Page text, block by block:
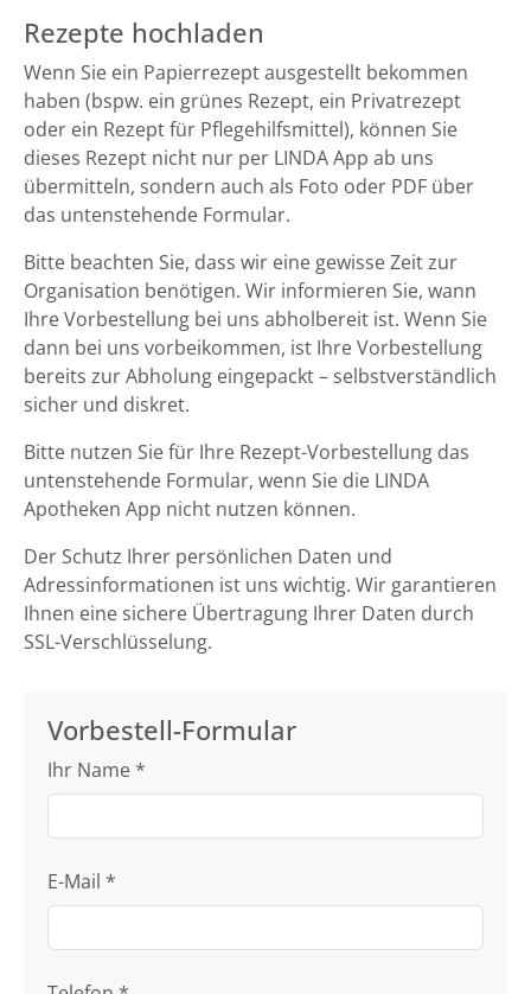
Rezepte hochladen
Wenn Sie ein Papierrezept ausgestellt bekommen
haben (bspw. ein grünes Rezept, ein Privatrezept
oder ein Rezept für Pflegehilfsmittel), können Sie
dieses Rezept nicht nur per LINDA App ab uns
übermitteln, sondern auch als Foto oder PDF über
das untenstehende Formular.
Bitte beachten Sie, dass wir eine gewisse Zeit zur
Organisation benötigen. Wir informieren Sie, wann
Ihre Vorbestellung bei uns abholbereit ist. Wenn Sie
dann bei uns vorbeikommen, ist Ihre Vorbestellung
bereits zur Abholung eingepackt – selbstverständlich
sicher und diskret.
Bitte nutzen Sie für Ihre Rezept-Vorbestellung das
untenstehende Formular, wenn Sie die LINDA
Apotheken App nicht nutzen können.
Der Schutz Ihrer persönlichen Daten und
Adressinformationen ist uns wichtig. Wir garantieren
Ihnen eine sichere Übertragung Ihrer Daten durch
SSL-Verschlüsselung.
Vorbestell-Formular
Ihr Name *
E-Mail *